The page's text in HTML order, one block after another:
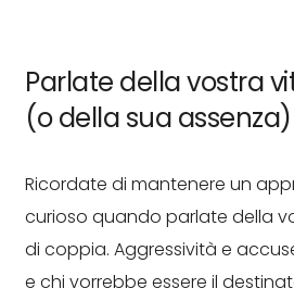
Parlate della vostra
(o della sua assenza)
Ricordate di mantenere un
curioso quando parlate della
di coppia. Aggressività e
e chi vorrebbe essere il